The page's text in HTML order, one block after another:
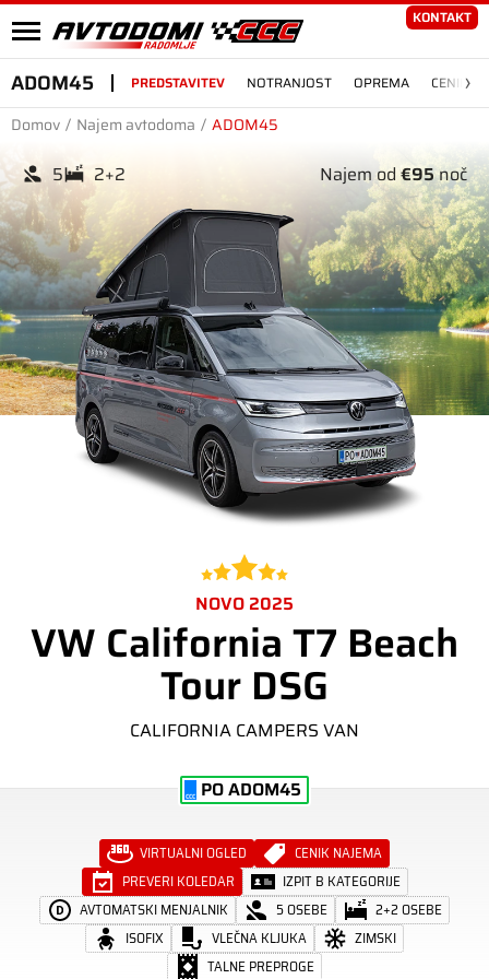
KONTAKT
ADOM45 PREDSTAVITEV NOTRANJOST OPREMA CENIK›
Domov / Najem avtodoma / ADOM45
5 2+2 Najem od €95noč
NOVO 2025
VW California T7 Beach
Tour DSG
CALIFORNIA CAMPERS VAN
PO ADOM45
VIRTUALNI OGLED
CENIK NAJEMA
PREVERI KOLEDAR
IZPIT B KATEGORIJE
AVTOMATSKI MENJALNIK
5 OSEBE
2+2 OSEBE
ISOFIX
VLEČNA KLJUKA
ZIMSKI
TALNE PREPROGE